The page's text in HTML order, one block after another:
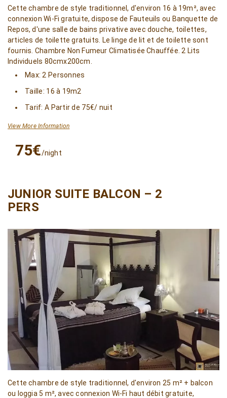
Cette chambre de style traditionnel, d'environ 16 à 19m², avec
connexion Wi-Fi gratuite, dispose de Fauteuils ou Banquette de
Repos, d'une salle de bains privative avec douche, toilettes,
articles de toilette gratuits. Le linge de lit et de toilette sont
fournis. Chambre Non Fumeur Climatisée Chauffée. 2 Lits
Individuels 80cmx200cm.
Max: 2 Personnes
Taille: 16 à 19m2
Tarif: A Partir de 75€/ nuit
View More Information
75€/night
JUNIOR SUITE BALCON – 2
PERS
Cette chambre de style traditionnel, d'environ 25 m² + balcon
ou loggia 5 m², avec connexion Wi-Fi haut débit gratuite,